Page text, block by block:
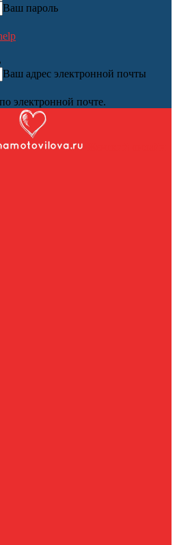
Ваш пароль
Ваш адрес электронной почты
электронной почте.